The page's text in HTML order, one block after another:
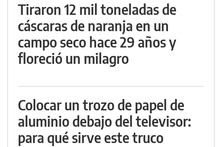
Tiraron 12 mil toneladas de
cáscaras de naranja en un
campo seco hace 29 años y
floreció un milagro
Colocar un trozo de papel de
aluminio debajo del televisor:
para qué sirve este truco